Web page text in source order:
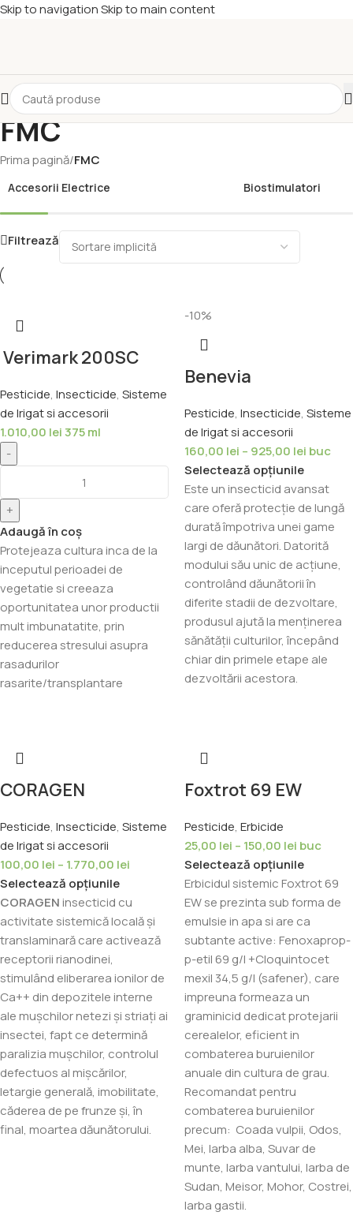
Skip to navigationSkip to main content
FMC
Prima pagină/FMC
Accesorii Electrice Biostimulatori
Filtrează
Verimark 200SC
Pesticide, Insecticide, Sisteme
de Irigat si accesorii
1.010,00 lei375 ml
-
+
Adaugă în coș
Protejeaza cultura inca de la
inceputul perioadei de
vegetatie si creeaza
oportunitatea unor productii
mult imbunatatite, prin
reducerea stresului asupra
rasadurilor
rasarite/transplantare
-10%
Benevia
Pesticide, Insecticide, Sisteme
de Irigat si accesorii
160,00 lei – 925,00 lei buc
Selectează opțiunile
Este un insecticid avansat
care oferă protecție de lungă
durată împotriva unei game
largi de dăunători. Datorită
modului său unic de acțiune,
controlând dăunătorii în
diferite stadii de dezvoltare,
produsul ajută la menținerea
sănătății culturilor, începând
chiar din primele etape ale
dezvoltării acestora.
CORAGEN
Pesticide, Insecticide, Sisteme
de Irigat si accesorii
100,00 lei – 1.770,00 lei
Selectează opțiunile
CORAGENinsecticid cu
activitate sistemică locală și
translaminară care activează
receptorii rianodinei,
stimulând eliberarea ionilor de
Ca++ din depozitele interne
ale mușchilor netezi și striaţi ai
insectei, fapt ce determină
paralizia mușchilor, controlul
defectuos al mișcărilor,
letargie generală, imobilitate,
căderea de pe frunze și, în
final, moartea dăunătorului.
Foxtrot 69 EW
Pesticide, Erbicide
25,00 lei – 150,00 lei buc
Selectează opțiunile
Erbicidul sistemic Foxtrot 69
EW se prezinta sub forma de
emulsie in apa si are ca
subtante active: Fenoxaprop-
p-etil 69 g/l +Cloquintocet
mexil 34,5 g/l (safener), care
impreuna formeaza un
graminicid dedicat protejarii
cerealelor, eficient in
combaterea buruienilor
anuale din cultura de grau.
Recomandat pentru
combaterea buruienilor
precum: Coada vulpii, Odos,
Mei, Iarba alba, Suvar de
munte, Iarba vantului, Iarba de
Sudan, Meisor, Mohor, Costrei,
Iarba gastii.